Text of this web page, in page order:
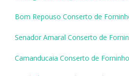
Bom Repouso Conserto de
Senador Amaral Conserto de
Camanducaia Conserto de Forninho